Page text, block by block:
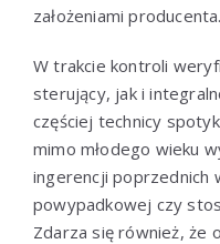
założeniami producenta.
W trakcie kontroli
sterujący, jak i
częściej technicy
mimo młodego wieku
ingerencji poprzednich
powypadkowej czy
Zdarza się również, że